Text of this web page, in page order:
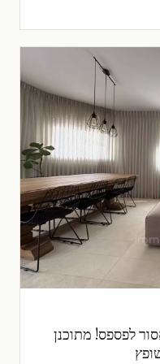
לפספס! מתוכנן